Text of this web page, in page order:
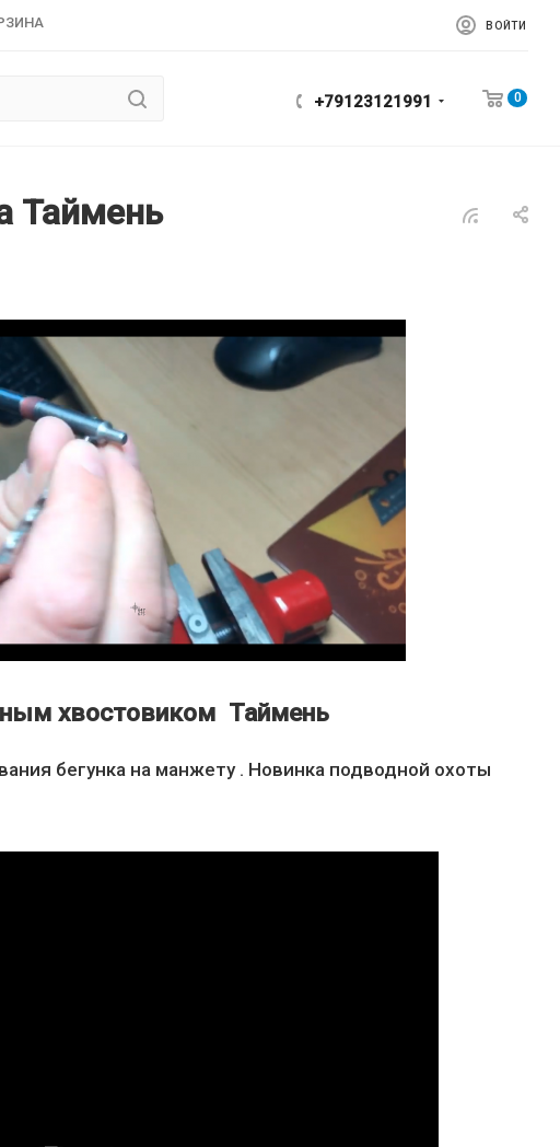
ВОЙТИ
+79123121991 0
Таймень
хвостовиком Таймень
бегунка на манжету . Новинка подводной охоты